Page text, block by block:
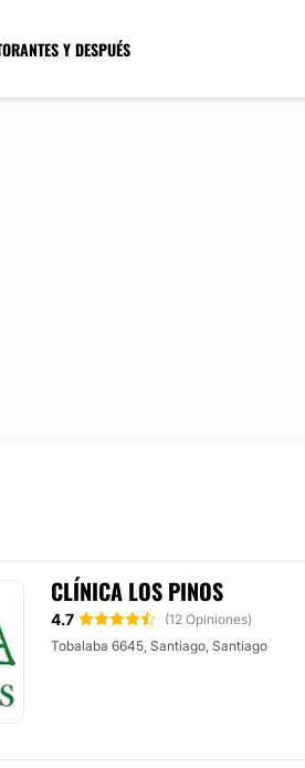
ANTES Y DESPUÉS
CLÍNICA LOS PINOS
4.7
(12 Opiniones)
Tobalaba 6645, Santiago, Santiago